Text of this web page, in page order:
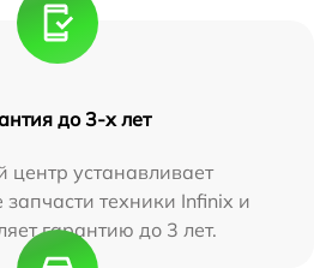
до 3-х лет
центр устанавливает
техники Infinix и
гарантию до 3 лет.